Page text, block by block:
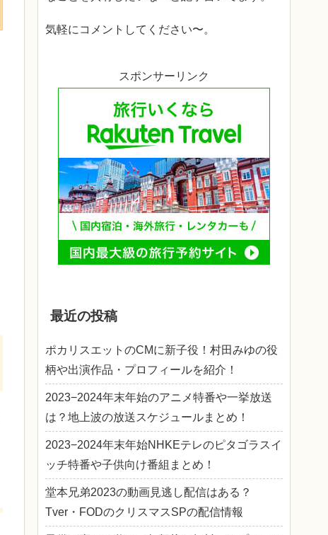
気軽にコメントしてください〜。
スポンサーリンク
最近の投稿
ポカリスエットのCMに新子役！村田みゆの役
柄や出演作品・プロフィールを紹介！
2023−2024年末年始のアニメ特番や一挙放送
は？地上波の放送スケジュールまとめ！
2023−2024年末年始NHKEテレのピタゴラスイ
ッチ特番や子供向け番組まとめ！
堂本兄弟2023の動画見逃し配信はある？
Tver・FODのクリスマスSPの配信情報